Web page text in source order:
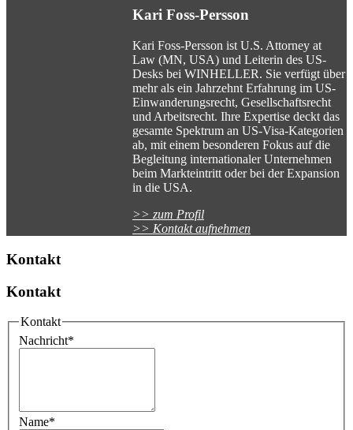
Kari Foss-Persson
Kari Foss-Persson ist U.S. Attorney at
Law (MN, USA) und Leiterin des US-
Desks bei WINHELLER. Sie verfügt über
mehr als ein Jahrzehnt Erfahrung im US-
Einwanderungsrecht, Gesellschaftsrecht
und Arbeitsrecht. Ihre Expertise deckt das
gesamte Spektrum an US-Visa-Kategorien
ab, mit einem besonderen Fokus auf die
Begleitung internationaler Unternehmen
beim Markteintritt oder bei der Expansion
in die USA.
>> zum Profil
>> Kontakt aufnehmen
Kontakt
Kontakt
Kontakt
Nachricht*
Name*